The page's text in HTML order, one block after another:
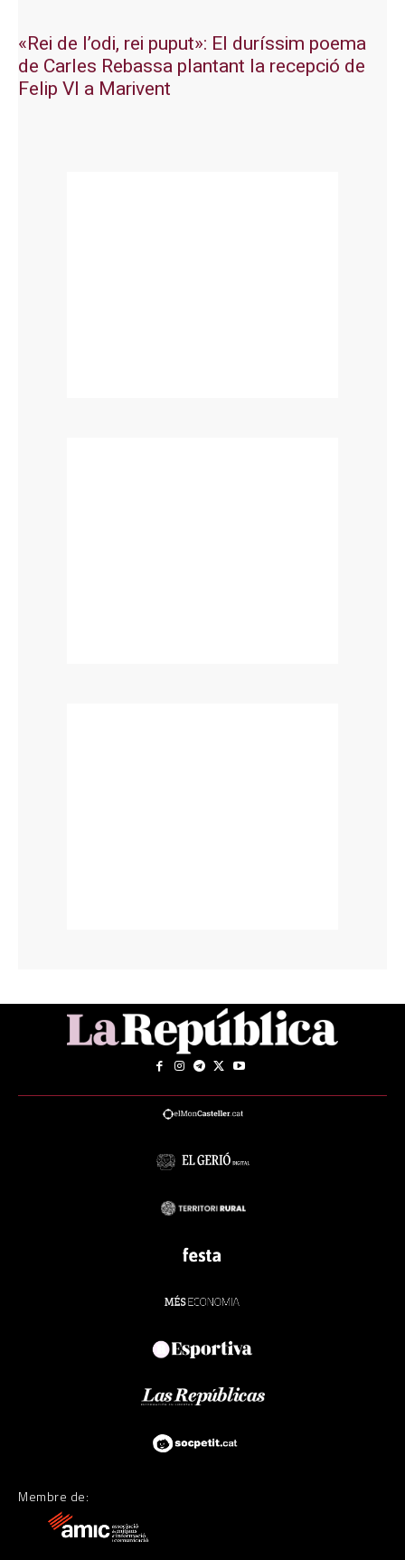
«Rei de l’odi, rei puput»: El duríssim poema
de Carles Rebassa plantant la recepció de
Felip VI a Marivent
Membre de: